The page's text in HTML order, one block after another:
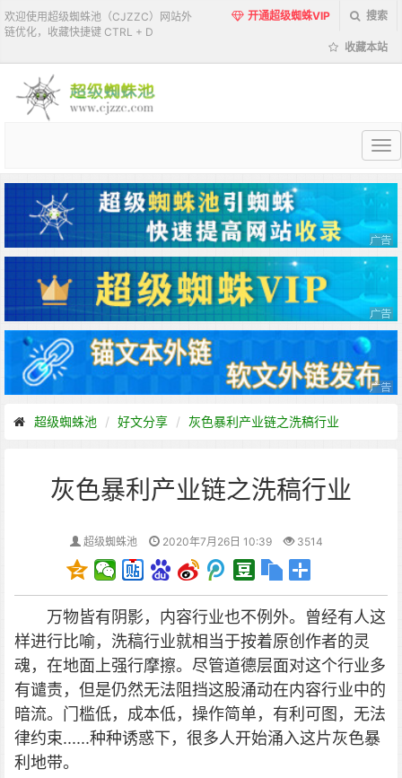
欢迎使用超级蜘蛛池（CJZZC）网站外
链优化，收藏快捷键 CTRL + D
开通超级蜘蛛VIP 搜索
收藏本站
超
蜘
蛛
池
超级蜘蛛池 好文分享 灰色暴利产业链之洗稿行业
灰色暴利产业链之洗稿行业
超级蜘蛛池 2020年7月26日 10:39 3514
万物皆有阴影，内容行业也不例外。曾经有人这
样进行比喻，洗稿行业就相当于按着原创作者的灵
魂，在地面上强行摩擦。尽管道德层面对这个行业多
有谴责，但是仍然无法阻挡这股涌动在内容行业中的
暗流。门槛低，成本低，操作简单，有利可图，无法
律约束......种种诱惑下，很多人开始涌入这片灰色暴
利地带。